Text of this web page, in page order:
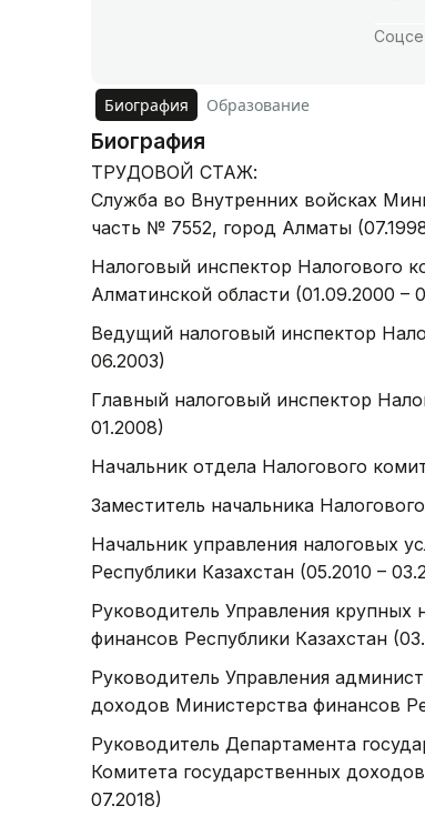
Биография Образование
Биография
ТРУДОВОЙ СТАЖ:
Служба во Внутренних войсках
часть № 7552, город Алматы
Налоговый инспектор Налогового
Алматинской области (01.09.2000 –
Ведущий налоговый инспектор
06.2003)
Главный налоговый инспектор
01.2008)
Начальник отдела Налогового
Заместитель начальника
Начальник управления налоговых
Республики Казахстан (05.2010 –
Руководитель Управления крупных
финансов Республики Казахстан
Руководитель Управления
доходов Министерства финансов
Руководитель Департамента
Комитета государственных
07.2018)